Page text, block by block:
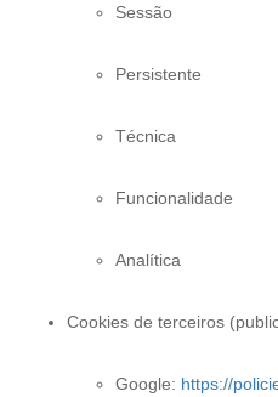
Sessão
Persistente
Técnica
Funcionalidade
Analítica
Cookies de terceiros
Google: https://